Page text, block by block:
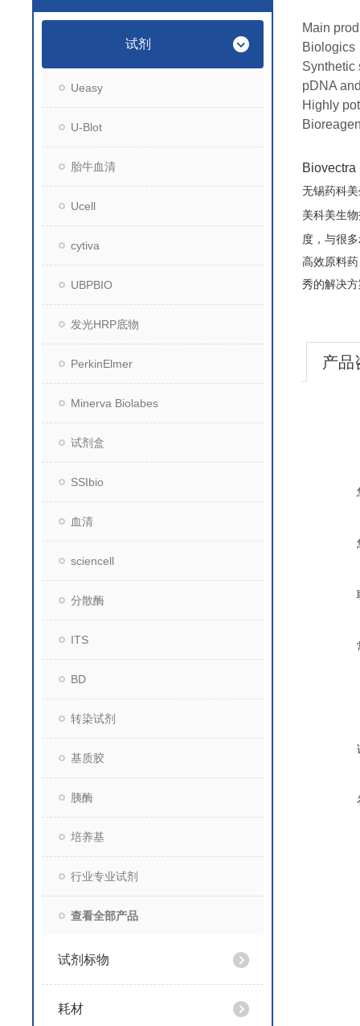
试剂
Ueasy
U-Blot
胎牛血清
Ucell
cytiva
UBPBIO
发光HRP底物
PerkinElmer
Minerva Biolabes
试剂盒
SSIbio
血清
sciencell
分散酶
ITS
BD
转染试剂
基质胶
胰酶
培养基
行业专业试剂
查看全部产品
试剂标物
耗材
Main
Biologics
Synthetic
pDNA
Highly
无锡药科
美科美生
度，与很
高效原料
秀的解决
产品